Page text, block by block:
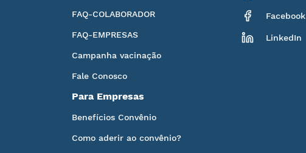
FAQ-COLABORADOR
FAQ-EMPRESAS
Campanha vacinação
Fale Conosco
Para Empresas
Benefícios Convênio
Como aderir ao convênio?
Facebook
LinkedIn